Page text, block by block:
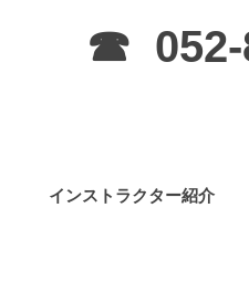
☎ 052-
インストラクター紹介